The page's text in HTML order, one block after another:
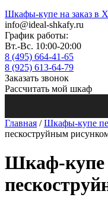
Шкафы-купе на заказ в
info@ideal-shkafy.ru
График работы:
Вт.-Вс. 10:00-20:00
8 (495) 664-41-65
8 (925) 613-64-79
Заказать звонок
Рассчитать мой шкаф
Главная /Шкафы-купе
пескоструйным
Шкаф-купе